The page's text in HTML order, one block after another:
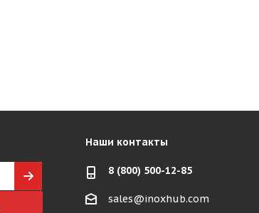
Наши контакты
8 (800) 500-12-85
sales@inoxhub.com